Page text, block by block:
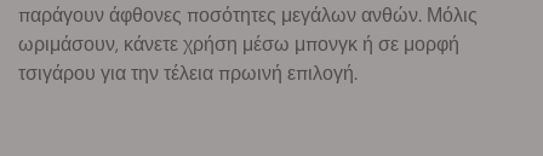
παράγουν άφθονες ποσότητες μεγάλων ανθών. Μόλις
ωριμάσουν, κάνετε χρήση μέσω μπονγκ ή σε μορφή
τσιγάρου για την τέλεια πρωινή επιλογή.